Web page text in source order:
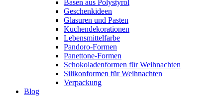
Basen aus Polystyrol
Geschenkideen
Glasuren und Pasten
Kuchendekorationen
Lebensmittelfarbe
Pandoro-Formen
Panettone-Formen
Schokoladenformen für Weihnachten
Silikonformen für Weihnachten
Verpackung
Blog